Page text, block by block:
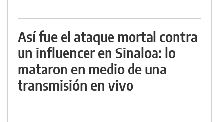
Así fue el ataque mortal contra
un influencer en Sinaloa: lo
mataron en medio de una
transmisión en vivo